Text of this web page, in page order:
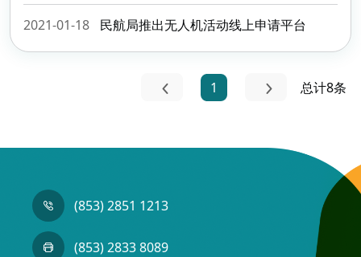
2021-01-18 民航局推出无人机活动线上申请平台
1 总计8条
(853) 2851 1213
(853) 2833 8089